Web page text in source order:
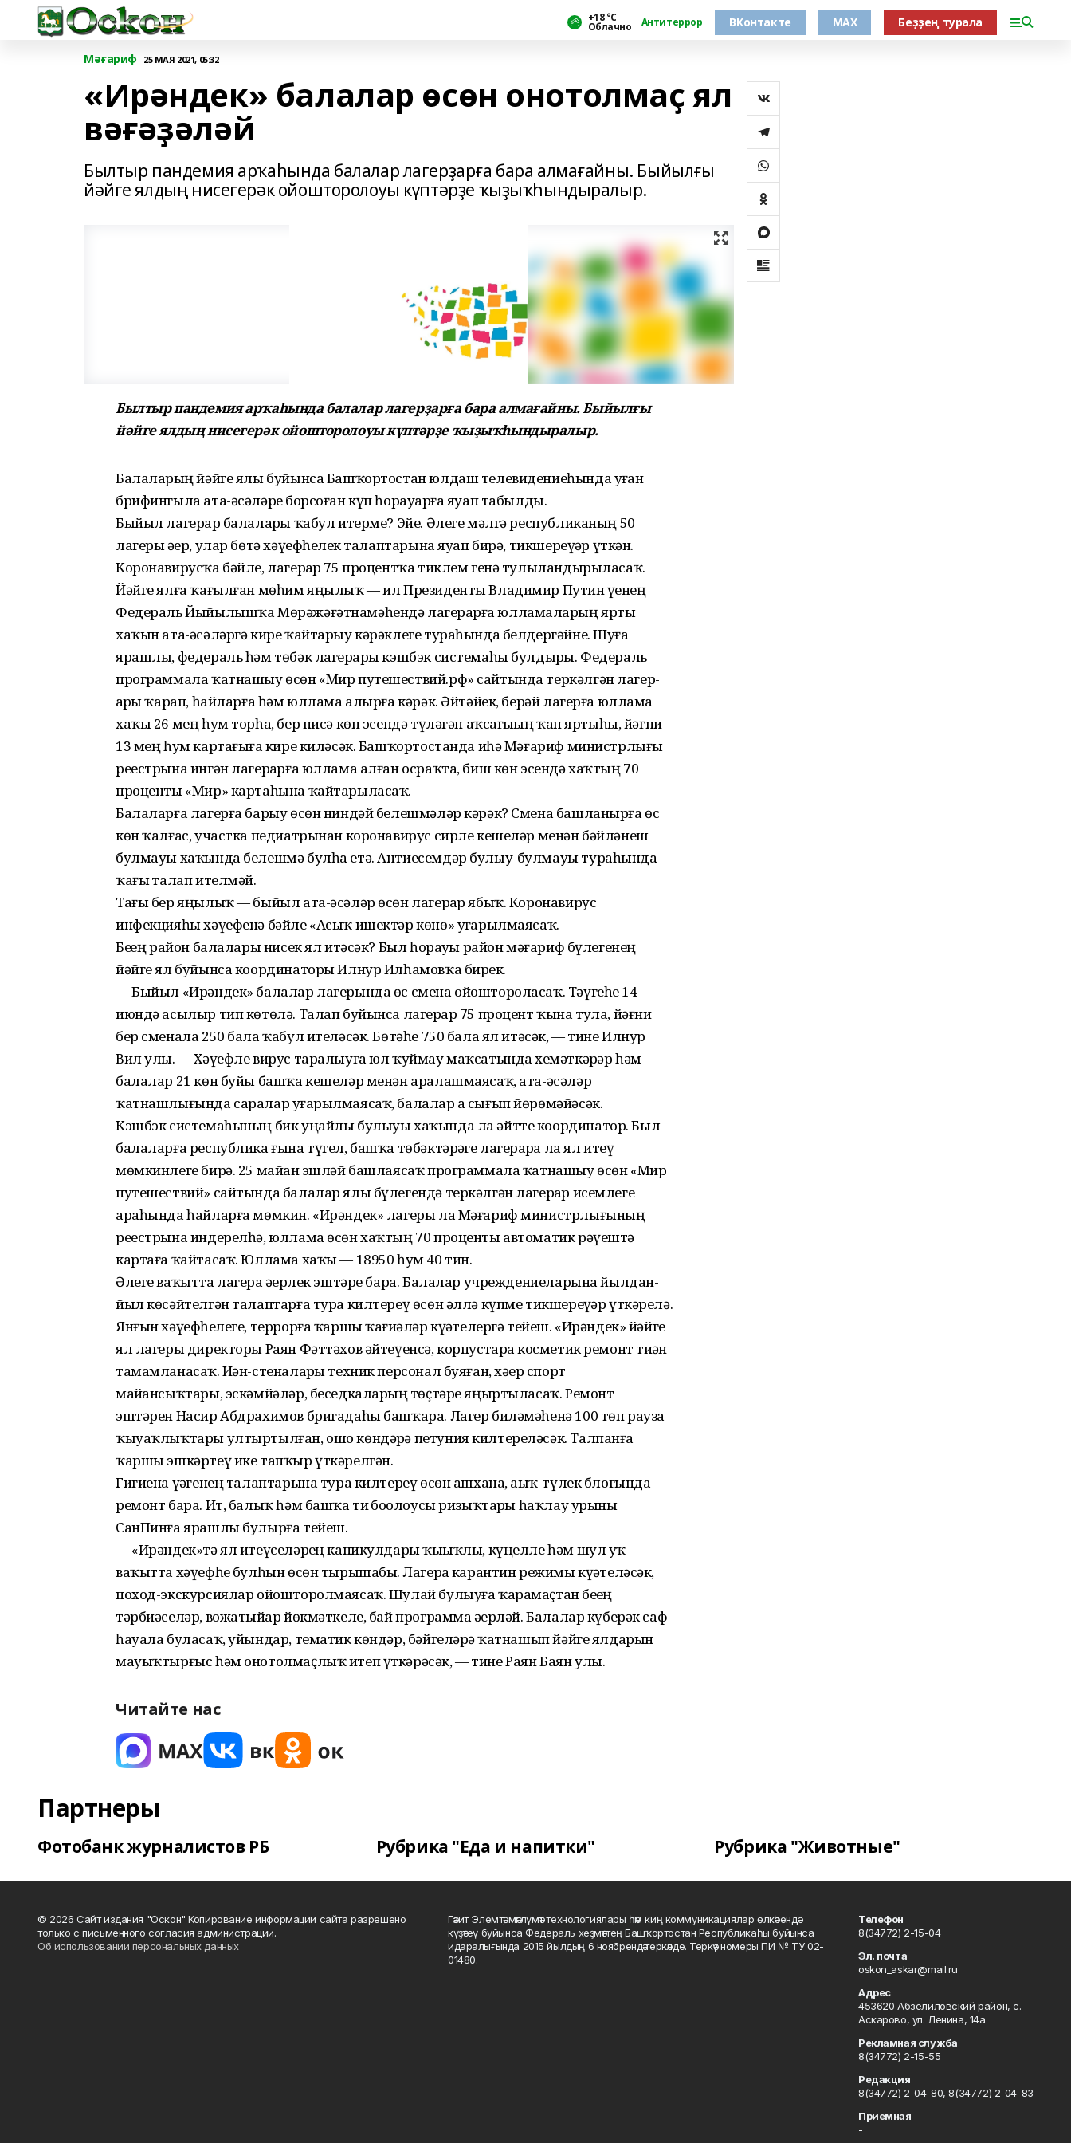
+18 °С
Облачно Антитеррор ВКонтакте MAX Беҙҙең турала
Мәғариф 25 МАЯ 2021, 05:32
«Ирәндек» балалар өсөн онотолмаҫ ял
вәғәҙәләй
Былтыр пандемия арҡаһында балалар лагерҙарға бара алмағайны. Быйылғы
йәйге ялдың нисегерәк ойошторолоуы күптәрҙе ҡыҙыҡһындыралыр.
Былтыр пандемия арҡаһында балалар лагерҙарға бара алмағайны. Быйылғы
йәйге ялдың нисегерәк ойошторолоуы күптәрҙе ҡыҙыҡһындыралыр.
Балаларҙың йәйге ялы буйынса Башҡортостан юлдаш телевидениеһында уҙған
брифингыла ата-әсәләрҙе борсоған күп һорауҙарға яуап табылды.
Быйыл лагерҙар балаларҙы ҡабул итерме? Эйе. Әлеге мәлгә республиканың 50
лагеры әҙер, улар бөтә хәүефһеҙлек талаптарына яуап бирә, тикшереүҙәр үткән.
Коронавирусҡа бәйле, лагерҙар 75 процентҡа тиклем генә тулыландырыласаҡ.
Йәйге ялға ҡағылған мөһим яңылыҡ — ил Президенты Владимир Путин үҙенең
Федераль Йыйылышҡа Мөрәжәғәтнамәһендә лагерҙарға юлламаларҙың ярты
хаҡын ата-әсәләргә кире ҡайтарыу кәрәклеге тураһында белдергәйне. Шуға
ярашлы, федераль һәм төбәк лагерҙары кэшбэк системаһы булдырҙы. Федераль
программала ҡатнашыу өсөн «Мир путешествий.рф» сайтында теркәлгән лагер-
ҙарҙы ҡарап, һайларға һәм юллама алырға кәрәк. Әйтәйек, берәй лагерға юллама
хаҡы 26 мең һум торһа, бер нисә көн эсендә түләгән аҡсағыҙҙың ҡап яртыһы, йәғни
13 мең һум картағыҙға кире киләсәк. Башҡортостанда иһә Мәғариф министрлығы
реестрына ингән лагерҙарға юллама алған осраҡта, биш көн эсендә хаҡтың 70
проценты «Мир» картаһына ҡайтарыласаҡ.
Балаларға лагерға барыу өсөн ниндәй белешмәләр кәрәк? Смена башланырға өс
көн ҡалғас, участка педиатрынан коронавирус сирле кешеләр менән бәйләнеш
булмауы хаҡында белешмә булһа етә. Антиесемдәр булыу-булмауы тураһында
ҡағыҙ талап ителмәй.
Тағы бер яңылыҡ — быйыл ата-әсәләр өсөн лагерҙар ябыҡ. Коронавирус
инфекцияһы хәүефенә бәйле «Асыҡ ишектәр көнө» уҙғарылмаясаҡ.
Беҙҙең район балалары нисек ял итәсәк? Был һорауҙы район мәғариф бүлегенең
йәйге ял буйынса координаторы Илнур Илһамовҡа бирҙек.
— Быйыл «Ирәндек» балалар лагерында өс смена ойоштороласаҡ. Тәүгеһе 14
июндә асылыр тип көтөлә. Талап буйынса лагерҙар 75 процент ҡына тула, йәғни
бер сменала 250 бала ҡабул ителәсәк. Бөтәһе 750 бала ял итәсәк, — тине Илнур
Вил улы. — Хәүефле вирус таралыуға юл ҡуймау маҡсатында хеҙмәткәрҙәр һәм
балалар 21 көн буйы башҡа кешеләр менән аралашмаясаҡ, ата-әсәләр
ҡатнашлығында саралар уҙғарылмаясаҡ, балалар ҙа сығып йөрөмәйәсәк.
Кэшбэк системаһының бик уңайлы булыуы хаҡында ла әйтте координатор. Был
балаларға республика ғына түгел, башҡа төбәктәрҙәге лагерҙарҙа ла ял итеү
мөмкинлеге бирә. 25 майҙан эшләй башлаясаҡ программала ҡатнашыу өсөн «Мир
путешествий» сайтында балалар ялы бүлегендә теркәлгән лагерҙар исемлеге
араһында һайларға мөмкин. «Ирәндек» лагеры ла Мәғариф министрлығының
реестрына индерелһә, юллама өсөн хаҡтың 70 проценты автоматик рәүештә
картаға ҡайтасаҡ. Юллама хаҡы — 18950 һум 40 тин.
Әлеге ваҡытта лагерҙа әҙерлек эштәре бара. Балалар учреждениеларына йылдан-
йыл көсәйтелгән талаптарға тура килтереү өсөн әллә күпме тикшереүҙәр үткәрелә.
Янғын хәүефһеҙлеге, террорға ҡаршы ҡағиҙәләр күҙәтелергә тейеш. «Ирәндек» йәйге
ял лагеры директоры Раян Фәттәхов әйтеүенсә, корпустарҙа косметик ремонт тиҙҙән
тамамланасаҡ. Иҙән-стеналарҙы техник персонал буяған, хәҙер спорт
майҙансыҡтары, эскәмйәләр, беседкаларҙың төҫтәре яңыртыласаҡ. Ремонт
эштәрен Насир Абдрахимов бригадаһы башҡара. Лагер биләмәһенә 100 төп рауза
ҡыуаҡлыҡтары ултыртылған, ошо көндәрҙә петуния килтереләсәк. Талпанға
ҡаршы эшкәртеү ике тапҡыр үткәрелгән.
Гигиена үҙәгенең талаптарына тура килтереү өсөн ашхана, аҙыҡ-түлек блогында
ремонт бара. Ит, балыҡ һәм башҡа тиҙ боҙолоусы ризыҡтарҙы һаҡлау урыны
СанПинға ярашлы булырға тейеш.
— «Ирәндек»тә ял итеүселәрҙең каникулдары ҡыҙыҡлы, күңелле һәм шул уҡ
ваҡытта хәүефһеҙ булһын өсөн тырышабыҙ. Лагерҙа карантин режимы күҙәтеләсәк,
поход-экскурсиялар ойошторолмаясаҡ. Шулай булыуға ҡарамаҫтан беҙҙең
тәрбиәселәр, вожатыйҙар йөкмәткеле, бай программа әҙерләй. Балалар күберәк саф
һауала буласаҡ, уйындар, тематик көндәр, бәйгеләрҙә ҡатнашып йәйге ялдарын
мауыҡтырғыс һәм онотолмаҫлыҡ итеп үткәрәсәк, — тине Раян Баян улы.
Читайте нас
Партнеры
Фотобанк журналистов РБ Рубрика "Еда и напитки" Рубрика "Животные"
© 2026 Сайт издания "Оскон" Копирование информации сайта разрешено
только с письменного согласия администрации.
Об использовании персональных данных
Гәзит Элемтә, мәғлүмәт технологиялары һәм киң коммуникациялар өлкәһендә
күҙәтеү буйынса Федераль хеҙмәттең Башҡортостан Республикаһы буйынса
идаралығында 2015 йылдың 6 ноябрендә теркәлде. Теркәү номеры ПИ № ТУ 02-
01480.
Телефон
8(34772) 2-15-04
Эл. почта
oskon_askar@mail.ru
Адрес
453620 Абзелиловский район, с.
Аскарово, ул. Ленина, 14а
Рекламная служба
8(34772) 2-15-55
Редакция
8(34772) 2-04-80, 8(34772) 2-04-83
Приемная
-